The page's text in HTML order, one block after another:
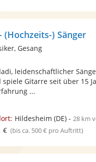
(Hochzeits-) Sänger
Gesang
leidenschaftlicher
spiele Gitarre seit über 15
...
Hildesheim (DE)- 28 km
€ (bis ca. 500 € pro Auftritt)